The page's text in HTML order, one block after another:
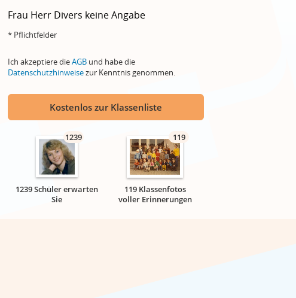
Frau Herr Divers keine Angabe
* Pflichtfelder
Ich akzeptiere dieAGB und habe die
Datenschutzhinweisezur Kenntnis genommen.
Kostenlos zur Klassenliste
1239
1239 Schüler erwarten
Sie
119
119 Klassenfotos
voller Erinnerungen